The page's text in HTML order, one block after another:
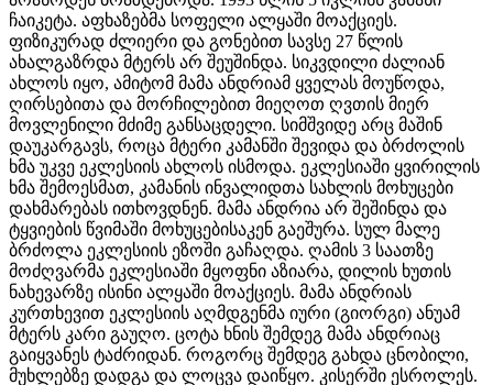
ჩაიკეტა. აფხაზებმა სოფელი ალყაში მოაქციეს.
ფიზიკურად ძლიერი და გონებით სავსე 27 წლის
ახალგაზრდა მტერს არ შეუშინდა. სიკვდილი ძალიან
ახლოს იყო, ამიტომ მამა ანდრიამ ყველას მოუწოდა,
ღირსებითა და მორჩილებით მიეღოთ ღვთის მიერ
მოვლენილი მძიმე განსაცდელი. სიმშვიდე არც მაშინ
დაუკარგავს, როცა მტერი კამანში შევიდა და ბრძოლის
ხმა უკვე ეკლესიის ახლოს ისმოდა. ეკლესიაში ყვირილის
ხმა შემოესმათ, კამანის ინვალიდთა სახლის მოხუცები
დახმარებას ითხოვდნენ. მამა ანდრია არ შეშინდა და
ტყვიების წვიმაში მოხუცებისაკენ გაეშურა. სულ მალე
ბრძოლა ეკლესიის ეზოში გაჩაღდა. ღამის 3 საათზე
მოძღვარმა ეკლესიაში მყოფნი აზიარა, დილის ხუთის
ნახევარზე ისინი ალყაში მოაქციეს. მამა ანდრიას
კურთხევით ეკლესიის აღმდგენმა იური (გიორგი) ანუამ
მტერს კარი გაუღო. ცოტა ხნის შემდეგ მამა ანდრიაც
გაიყვანეს ტაძრიდან. როგორც შემდეგ გახდა ცნობილი,
მუხლებზე დადგა და ლოცვა დაიწყო. კისერში ესროლეს.